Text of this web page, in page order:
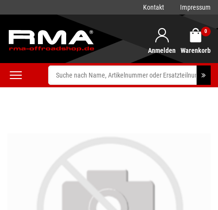
Kontakt Impressum
Anmelden
0
Warenkorb